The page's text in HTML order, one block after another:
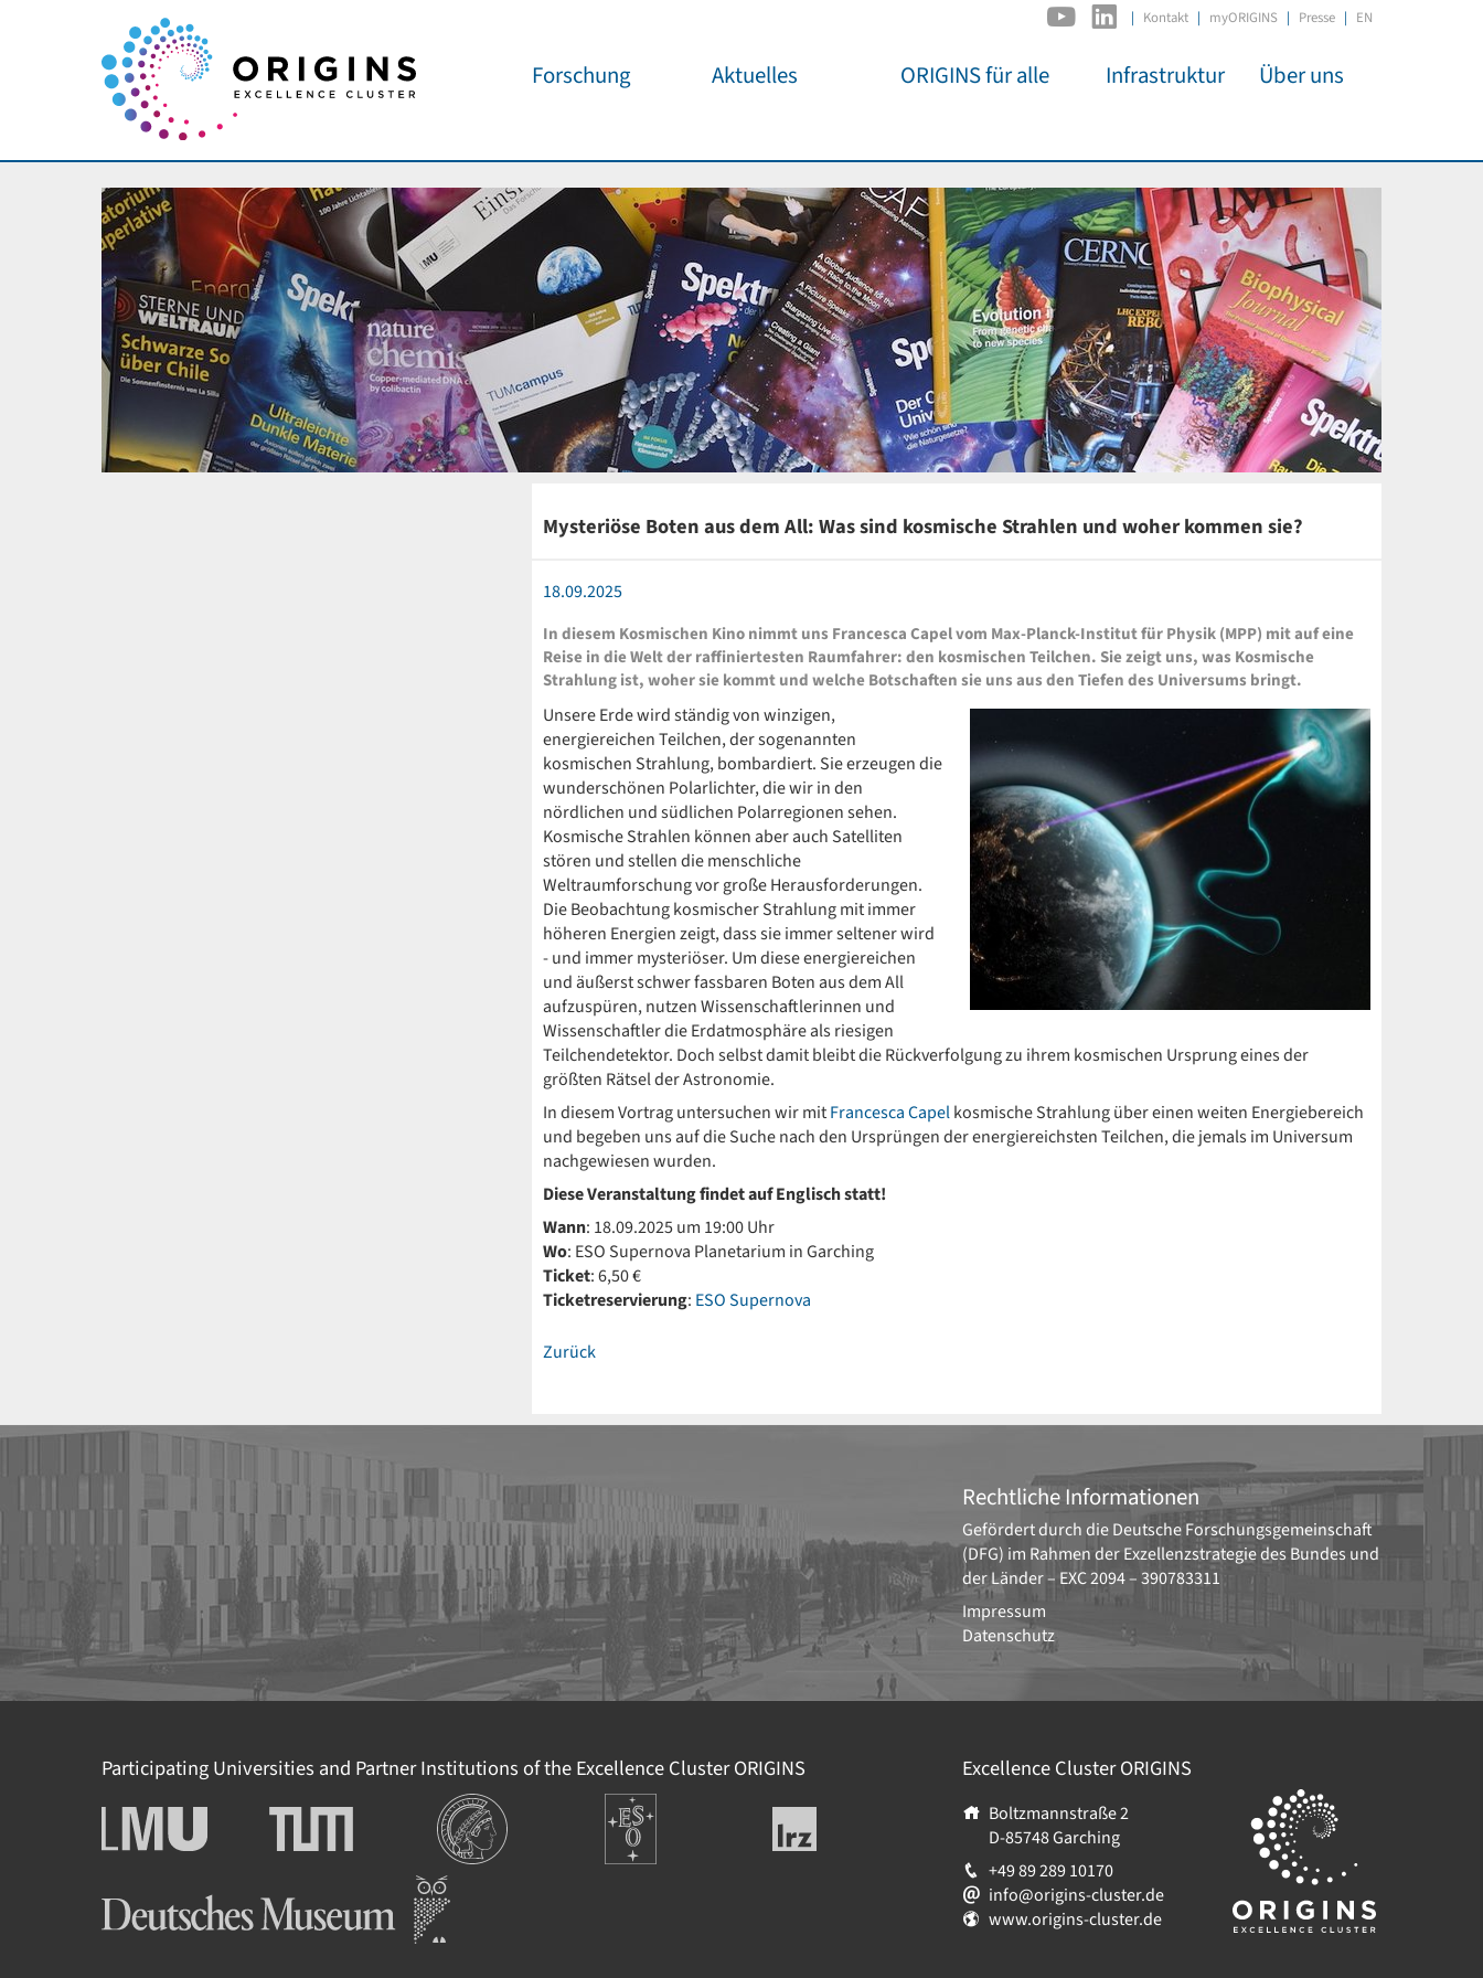
| Kontakt myORIGINS Presse EN
Forschung
Workshop-Support
Seed-Projekte
Forschungspartner
Publikationen
Aktuelles
Events
Öffentliche Events
Wichtige Termine
ORIGINS für alle
Café & Kosmos
Kosmisches Kino
Wissenschaft für
Jedermann
Für Schulen
Vortragspool
Infrastruktur
ODSL / ODC
D-Hub
CORE
Über uns
Gremien
Organisation
Institutionen
Mentoring
Stellenangebote
Mysteriöse Boten aus dem All: Was sind kosmische Strahlen und woher kommen sie?
18.09.2025
In diesem Kosmischen Kino nimmt uns Francesca Capel vom Max-Planck-Institut für Physik (MPP) mit auf eine
Reise in die Welt der raffiniertesten Raumfahrer: den kosmischen Teilchen. Sie zeigt uns, was Kosmische
Strahlung ist, woher sie kommt und welche Botschaften sie uns aus den Tiefen des Universums bringt.
Unsere Erde wird ständig von winzigen,
energiereichen Teilchen, der sogenannten
kosmischen Strahlung, bombardiert. Sie erzeugen die
wunderschönen Polarlichter, die wir in den
nördlichen und südlichen Polarregionen sehen.
Kosmische Strahlen können aber auch Satelliten
stören und stellen die menschliche
Weltraumforschung vor große Herausforderungen.
Die Beobachtung kosmischer Strahlung mit immer
höheren Energien zeigt, dass sie immer seltener wird
- und immer mysteriöser. Um diese energiereichen
und äußerst schwer fassbaren Boten aus dem All
aufzuspüren, nutzen Wissenschaftlerinnen und
Wissenschaftler die Erdatmosphäre als riesigen
Teilchendetektor. Doch selbst damit bleibt die Rückverfolgung zu ihrem kosmischen Ursprung eines der
größten Rätsel der Astronomie.
In diesem Vortrag untersuchen wir mitFrancesca Capelkosmische Strahlung über einen weiten Energiebereich
und begeben uns auf die Suche nach den Ursprüngen der energiereichsten Teilchen, die jemals im Universum
nachgewiesen wurden.
Diese Veranstaltung findet auf Englisch statt!
Wann: 18.09.2025 um 19:00 Uhr
Wo: ESO Supernova Planetarium in Garching
Ticket: 6,50 €
Ticketreservierung: ESO Supernova
Zurück
Rechtliche Informationen
Gefördert durch dieDeutsche Forschungsgemeinschaft
(DFG) im Rahmen der Exzellenzstrategie des Bundes und
der Länder – EXC 2094 – 390783311
Impressum
Datenschutz
Participating Universities and Partner Institutions of the Excellence ClusterORIGINS
Ludwig-Maximilians-
Universität München
Technische Universität
München
Institutionen
Europäische
Südsternwarte
Leibniz-
Rechenzentrum
Excellence ClusterORIGINS
Boltzmannstraße 2
D-85748Garching
+49 89 289 10170
info@origins-cluster.de
www.origins-cluster.de